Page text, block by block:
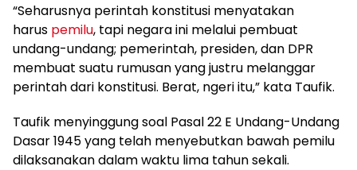
“Seharusnya perintah konstitusi menyatakan
harus pemilu, tapi negara ini melalui pembuat
undang-undang; pemerintah, presiden, dan DPR
membuat suatu rumusan yang justru melanggar
perintah dari konstitusi. Berat, ngeri itu,” kata Taufik.
Taufik menyinggung soal Pasal 22 E Undang-Undang
Dasar 1945 yang telah menyebutkan bawah pemilu
dilaksanakan dalam waktu lima tahun sekali.